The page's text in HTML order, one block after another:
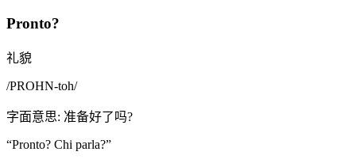
Pronto?
礼貌
/PROHN-toh/
字面意思: 准备好了吗?
“Pronto? Chi parla?”